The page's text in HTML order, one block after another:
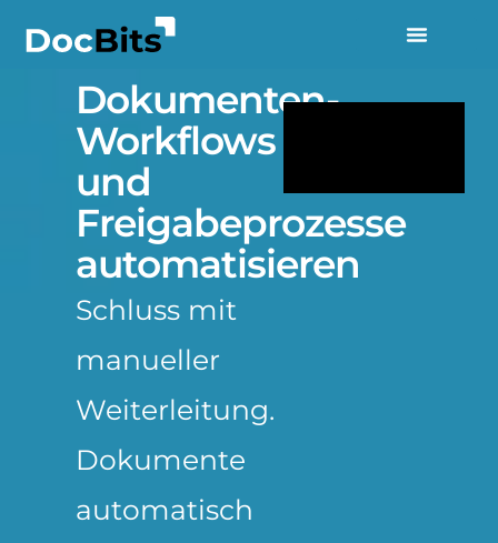
Dokumenten-
Workflows
und
Freigabeprozesse
automatisieren
Schluss mit
manueller
Weiterleitung.
Dokumente
automatisch